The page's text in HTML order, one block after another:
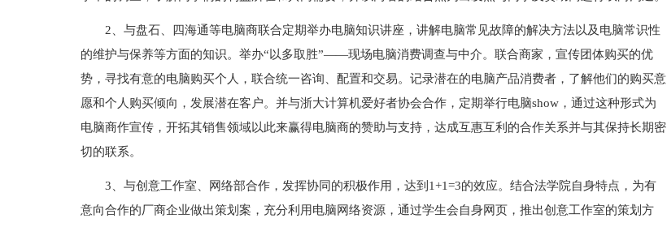
2、与盘石、四海通等电脑商联合定期举办电脑知识讲座，讲解电脑常见故障的解决方法以及电脑常识性
的维护与保养等方面的知识。举办“以多取胜”——现场电脑消费调查与中介。联合商家，宣传团体购买的优
势，寻找有意的电脑购买个人，联合统一咨询、配置和交易。记录潜在的电脑产品消费者，了解他们的购买意
愿和个人购买倾向，发展潜在客户。并与浙大计算机爱好者协会合作，定期举行电脑show，通过这种形式为
电脑商作宣传，开拓其销售领域以此来赢得电脑商的赞助与支持，达成互惠互利的合作关系并与其保持长期密
切的联系。
3、与创意工作室、网络部合作，发挥协同的积极作用，达到1+1=3的效应。结合法学院自身特点，为有
意向合作的厂商企业做出策划案，充分利用电脑网络资源，通过学生会自身网页，推出创意工作室的策划方